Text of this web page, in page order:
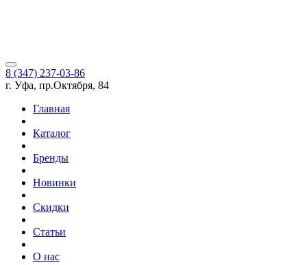
8 (347) 237-03-86
г. Уфа, пр.Октября, 84
Главная
Каталог
Бренды
Новинки
Скидки
Статьи
О нас